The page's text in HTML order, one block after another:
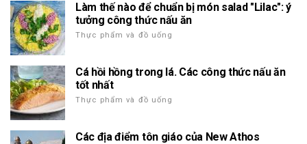
Làm thế nào để chuẩn bị món salad "Lilac": ý
tưởng công thức nấu ăn
Thực phẩm và đồ uống
Cá hồi hồng trong lá. Các công thức nấu ăn
tốt nhất
Thực phẩm và đồ uống
Các địa điểm tôn giáo của New Athos